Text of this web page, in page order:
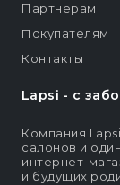
Lapsi - c
Компания
салонов и
интернет-
и будущих
Партнерам
Покупателям
Контакты